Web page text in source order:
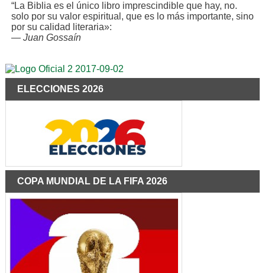
“La Biblia es el único libro imprescindible que hay, no.
solo por su valor espiritual, que es lo más importante, sino
por su calidad literaria»:
— Juan Gossaín
ELECCIONES 2026
COPA MUNDIAL DE LA FIFA 2026